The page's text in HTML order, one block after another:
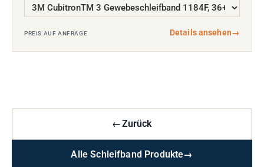
PREIS AUF ANFRAGE Details ansehen→
←Zurück
Alle Schleifband Produkte→